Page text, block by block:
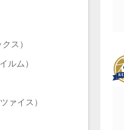
ス）
ルム）
ァイス）